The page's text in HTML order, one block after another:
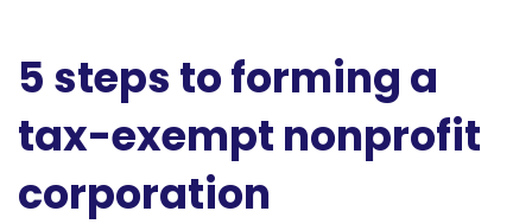
5 steps to forming a
tax-exempt nonprofit
corporation